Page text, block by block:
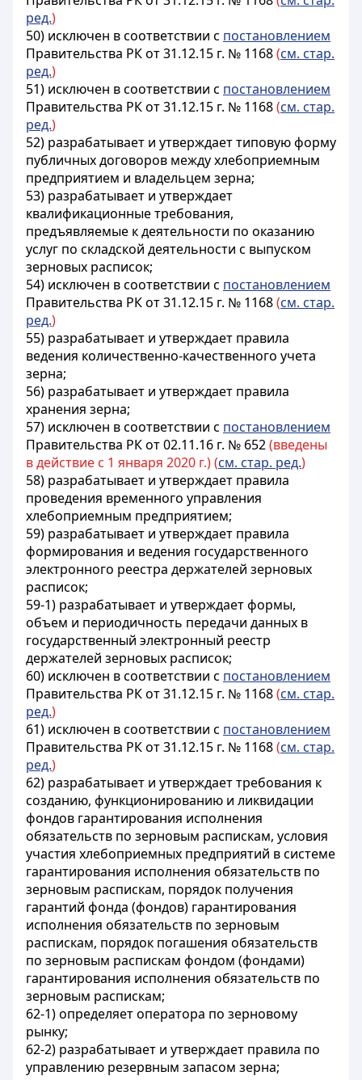
ред.)
50) исключен в соответствии с постановлением
Правительства РК от 31.12.15 г. № 1168(см. стар.
ред.)
51) исключен в соответствии с постановлением
Правительства РК от 31.12.15 г. № 1168(см. стар.
ред.)
52) разрабатывает и утверждает типовую форму
публичных договоров между хлебоприемным
предприятием и владельцем зерна;
53) разрабатывает и утверждает
квалификационные требования,
предъявляемые к деятельности по оказанию
услуг по складской деятельности с выпуском
зерновых расписок;
54) исключен в соответствии с постановлением
Правительства РК от 31.12.15 г. № 1168(см. стар.
ред.)
55) разрабатывает и утверждает правила
ведения количественно-качественного учета
зерна;
56) разрабатывает и утверждает правила
хранения зерна;
57) исключен в соответствии с постановлением
Правительства РК от 02.11.16 г. № 652(введены
в действие с 1 января 2020 г.) (см. стар. ред.)
58) разрабатывает и утверждает правила
проведения временного управления
хлебоприемным предприятием;
59) разрабатывает и утверждает правила
формирования и ведения государственного
электронного реестра держателей зерновых
расписок;
59-1) разрабатывает и утверждает формы,
объем и периодичность передачи данных в
государственный электронный реестр
держателей зерновых расписок;
60) исключен в соответствии с постановлением
Правительства РК от 31.12.15 г. № 1168(см. стар.
ред.)
61) исключен в соответствии с постановлением
Правительства РК от 31.12.15 г. № 1168(см. стар.
ред.)
62) разрабатывает и утверждает требования к
созданию, функционированию и ликвидации
фондов гарантирования исполнения
обязательств по зерновым распискам, условия
участия хлебоприемных предприятий в системе
гарантирования исполнения обязательств по
зерновым распискам, порядок получения
гарантий фонда (фондов) гарантирования
исполнения обязательств по зерновым
распискам, порядок погашения обязательств
по зерновым распискам фондом (фондами)
гарантирования исполнения обязательств по
зерновым распискам;
62-1) определяет оператора по зерновому
рынку;
62-2) разрабатывает и утверждает правила по
управлению резервным запасом зерна;